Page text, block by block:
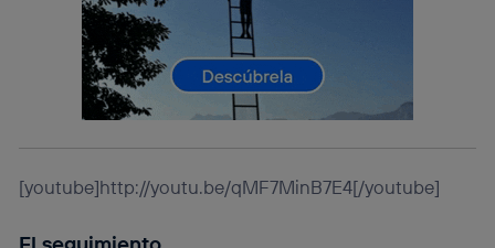
[youtube]http://youtu.be/qMF7MinB7E4[/youtube]
lo que cualquier persona que conecte su dispositivo y
consienta el uso de la tecnología recibirá el mismo
identificador. Típicamente:
Si utilizas una
conexión de banda ancha
el marketing o análisis se realizará en función de las
que hayan dado su consentimiento.
Si utilizasdatos móviles, el marketing será más
personalizado, ya que se basará únicamente en la